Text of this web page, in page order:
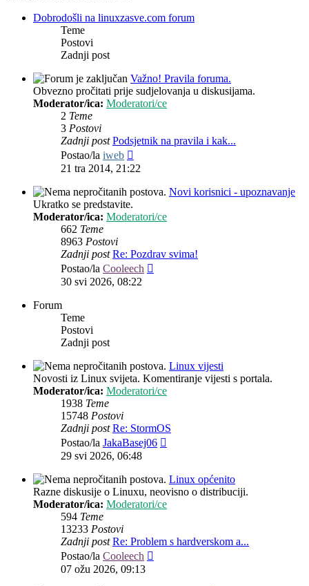
Dobrodošli na linuxzasve.com forum
Teme
Postovi
Zadnji post
Važno! Pravila foruma.
Obvezno pročitati prije sudjelovanja u diskusijama.
Moderator/ica: Moderatori/ce
2 Teme
3 Postovi
Zadnji post Podsjetnik na pravila i kak...
Postao/la iweb
post
21 tra 2014, 21:22
Novi korisnici - upoznavanje
Ukratko se predstavite.
Moderator/ica: Moderatori/ce
662 Teme
8963 Postovi
Zadnji post Re: Pozdrav svima!
Postao/la Cooleech
30 svi 2026, 08:22
Forum
Teme
Postovi
Zadnji post
Linux vijesti
Novosti iz Linux svijeta. Komentiranje vijesti s portala.
Moderator/ica: Moderatori/ce
1938 Teme
15748 Postovi
Zadnji post Re: StormOS
Postao/la JakaBasej06
29 svi 2026, 06:48
Linux općenito
Razne diskusije o Linuxu, neovisno o distribuciji.
Moderator/ica: Moderatori/ce
594 Teme
13233 Postovi
Zadnji post Re: Problem s hardverskom a...
Postao/la Cooleech
07 ožu 2026, 09:13